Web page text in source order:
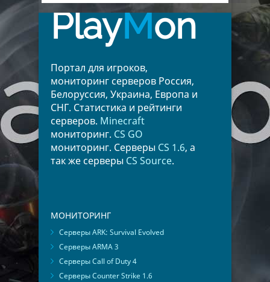
PlayMon
Портал для игроков,
мониторинг серверов Россия,
Белоруссия, Украина, Европа и
СНГ. Статистика и рейтинги
серверов. Minecraft
мониторинг. CS GO
мониторинг. Серверы CS 1.6, а
так же серверы CS Source.
МОНИТОРИНГ
Серверы ARK: Survival Evolved
Серверы ARMA 3
Серверы Call of Duty 4
Серверы Counter Strike 1.6